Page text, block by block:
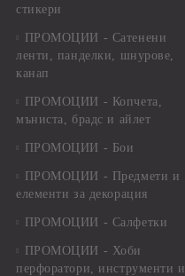
стикери
ПРОМОЦИИ - Сатенени
ленти, панделки, шнурове,
канап
ПРОМОЦИИ - Копчета,
мъниста, брадс и айлет
ПРОМОЦИИ - Бои
ПРОМОЦИИ - Предмети и
елементи за декорация
ПРОМОЦИИ - Салфетки
ПРОМОЦИИ - Хоби
перфоратори, инструменти и